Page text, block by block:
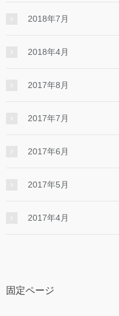
2018年7月
2018年4月
2017年8月
2017年7月
2017年6月
2017年5月
2017年4月
固定ページ